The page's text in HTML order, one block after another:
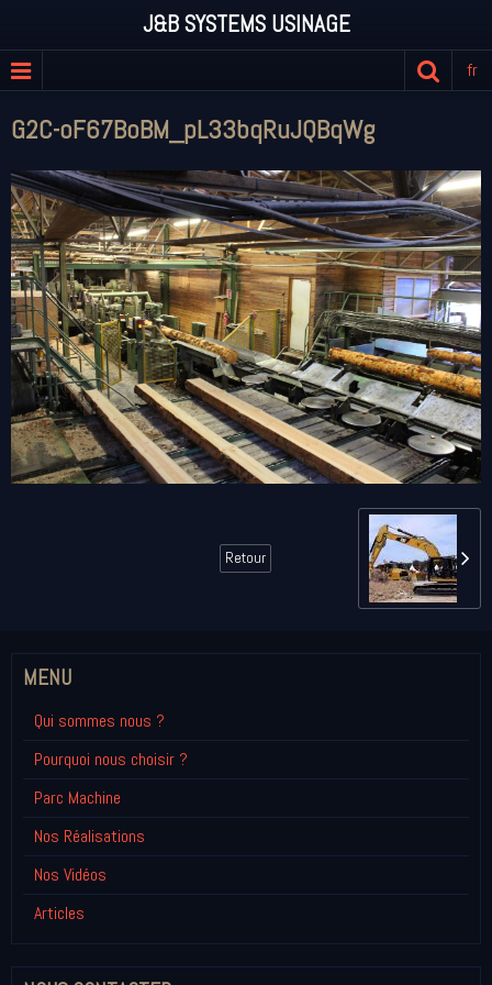
J&B SYSTEMS USINAGE
fr
G2C-oF67BoBM_pL33bqRuJQBqWg
Retour
MENU
Qui sommes nous ?
Pourquoi nous choisir ?
Parc Machine
Nos Réalisations
Nos Vidéos
Articles